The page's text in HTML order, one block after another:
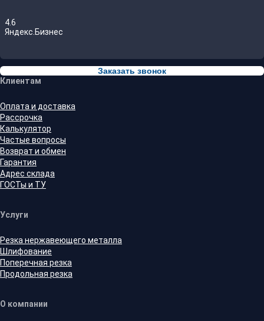
4.6
Яндекс.Бизнес
Заказать звонок
Клиентам
Оплата и доставка
Рассрочка
Калькулятор
Частые вопросы
Возврат и обмен
Гарантия
Адрес склада
ГОСТы и ТУ
Услуги
Резка нержавеющего металла
Шлифование
Поперечная резка
Продольная резка
О компании